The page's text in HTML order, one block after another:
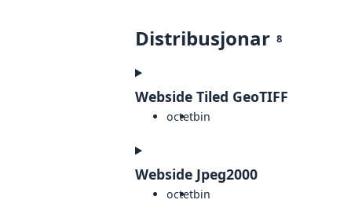
Distribusjonar 8
Webside Tiled GeoTIFF
octetbin
Webside Jpeg2000
octetbin